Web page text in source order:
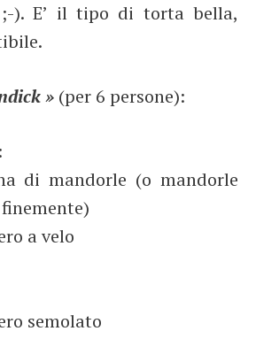
;-). E’ il tipo di torta bella,
» (per 6 persone):
di mandorle (o mandorle
a velo
semolato